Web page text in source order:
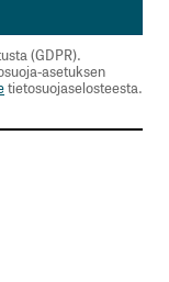
(GDPR).
asetuksen
tietosuojaselosteesta.